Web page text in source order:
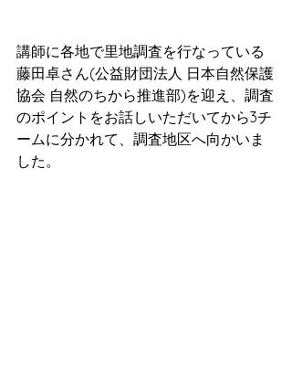
講師に各地で里地調査を行なっている
藤田卓さん(公益財団法人 日本自然保護
協会 自然のちから推進部)を迎え、調査
のポイントをお話しいただいてから3チ
ームに分かれて、調査地区へ向かいま
した。